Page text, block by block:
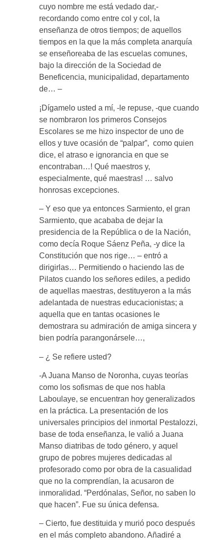
cuyo nombre me está vedado dar,-
recordando como entre col y col, la
enseñanza de otros tiempos; de aquellos
tiempos en la que la más completa anarquía
se enseñoreaba de las escuelas comunes,
bajo la dirección de la Sociedad de
Beneficencia, municipalidad, departamento
de… –
¡Dígamelo usted a mí, -le repuse, -que cuando
se nombraron los primeros Consejos
Escolares se me hizo inspector de uno de
ellos y tuve ocasión de “palpar”, como quien
dice, el atraso e ignorancia en que se
encontraban…! Qué maestros y,
especialmente, qué maestras! … salvo
honrosas excepciones.
– Y eso que ya entonces Sarmiento, el gran
Sarmiento, que acababa de dejar la
presidencia de la República o de la Nación,
como decía Roque Sáenz Peña, -y dice la
Constitución que nos rige… – entró a
dirigirlas… Permitiendo o haciendo las de
Pilatos cuando los señores ediles, a pedido
de aquellas maestras, destituyeron a la más
adelantada de nuestras educacionistas; a
aquella que en tantas ocasiones le
demostrara su admiración de amiga sincera y
bien podría parangonársele…,
– ¿ Se refiere usted?
-A Juana Manso de Noronha, cuyas teorías
como los sofismas de que nos habla
Laboulaye, se encuentran hoy generalizados
en la práctica. La presentación de los
universales principios del inmortal Pestalozzi,
base de toda enseñanza, le valió a Juana
Manso diatribas de todo género, y aquel
grupo de pobres mujeres dedicadas al
profesorado como por obra de la casualidad
que no la comprendían, la acusaron de
inmoralidad. “Perdónalas, Señor, no saben lo
que hacen”. Fue su única defensa.
– Cierto, fue destituida y murió poco después
en el más completo abandono. Añadiré a